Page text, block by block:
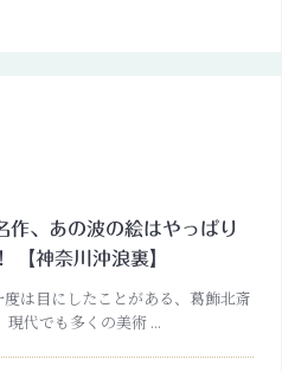
作、あの波の絵はやっぱり
【神奈川沖浪裏】
は目にしたことがある、葛飾北斎
現代でも多くの美術 ...